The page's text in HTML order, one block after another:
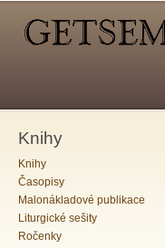
Knihy
Knihy
Časopisy
Malonákladové publikace
Liturgické sešity
Ročenky